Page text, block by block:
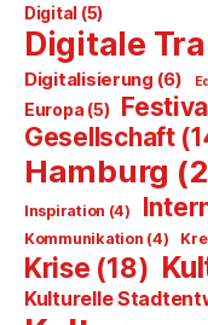
Digital (5)
Digitale
Digitalisierung (6)
Europa (5)
Gesellschaft
Hamburg
Inspiration (4)
Kommunikation (4)
Krise (18)
Kulturelle